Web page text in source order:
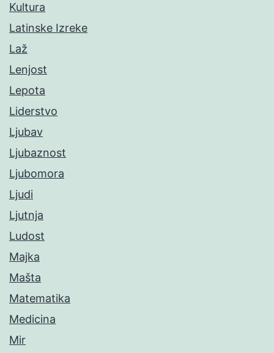
Kultura
Latinske Izreke
Laž
Lenjost
Lepota
Liderstvo
Ljubav
Ljubaznost
Ljubomora
Ljudi
Ljutnja
Ludost
Majka
Mašta
Matematika
Medicina
Mir